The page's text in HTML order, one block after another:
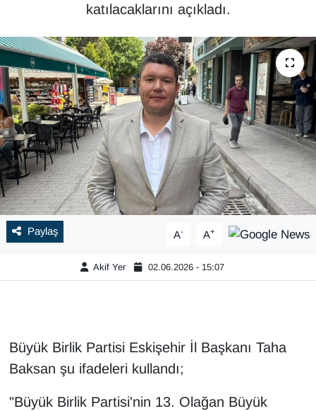
katılacaklarını açıkladı.
Paylaş A- A+
Akif Yer 02.06.2026 - 15:07
Büyük Birlik Partisi Eskişehir İl Başkanı Taha
Baksan şu ifadeleri kullandı;
"Büyük Birlik Partisi'nin 13. Olağan Büyük